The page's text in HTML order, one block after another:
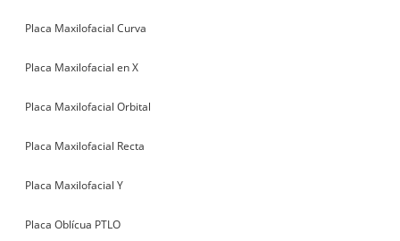
Placa Maxilofacial Curva
Placa Maxilofacial en X
Placa Maxilofacial Orbital
Placa Maxilofacial Recta
Placa Maxilofacial Y
Placa Oblícua PTLO